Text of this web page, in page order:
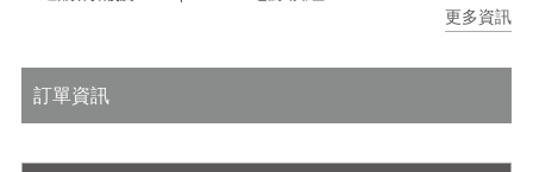
更多資訊
訂單資訊